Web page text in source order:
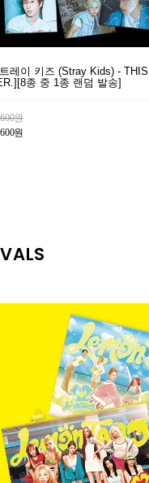
레이 키즈 (Stray Kids) -
종 중 1종 랜덤 발송]
원
원